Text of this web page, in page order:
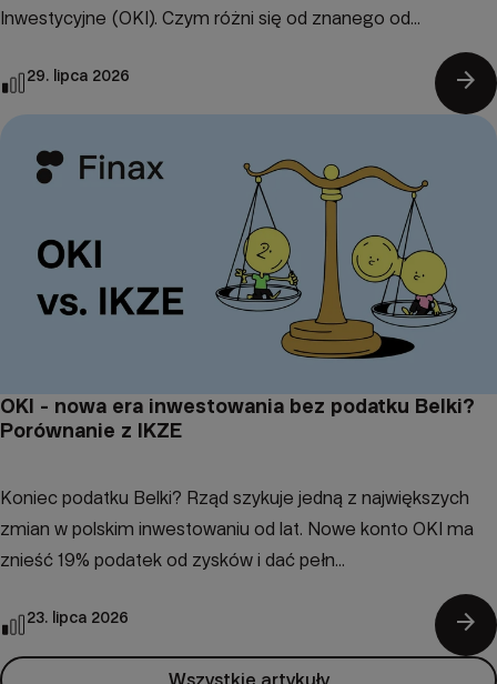
Inwestycyjne (OKI). Czym różni się od znanego od...
29. lipca 2026 arrow_forward
OKI - nowa era inwestowania bez podatku Belki?
Porównanie z IKZE
Koniec podatku Belki? Rząd szykuje jedną z największych
zmian w polskim inwestowaniu od lat. Nowe konto OKI ma
znieść 19% podatek od zysków i dać pełn...
23. lipca 2026 arrow_forward